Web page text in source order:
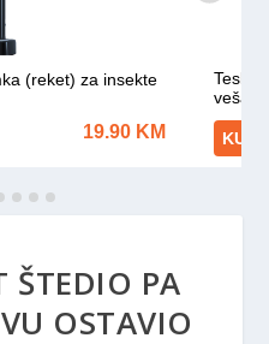
ŠTEDIO PA
OSTAVIO